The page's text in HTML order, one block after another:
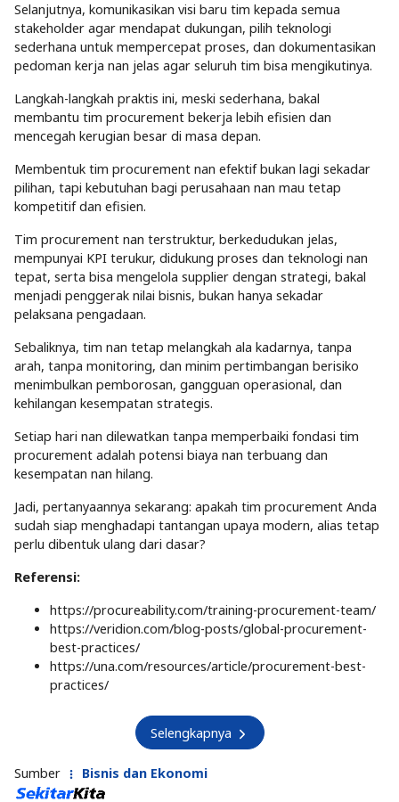
Selanjutnya, komunikasikan visi baru tim kepada semua
stakeholder agar mendapat dukungan, pilih teknologi
sederhana untuk mempercepat proses, dan dokumentasikan
pedoman kerja nan jelas agar seluruh tim bisa mengikutinya.
Langkah-langkah praktis ini, meski sederhana, bakal
membantu tim procurement bekerja lebih efisien dan
mencegah kerugian besar di masa depan.
Membentuk tim procurement nan efektif bukan lagi sekadar
pilihan, tapi kebutuhan bagi perusahaan nan mau tetap
kompetitif dan efisien.
Tim procurement nan terstruktur, berkedudukan jelas,
mempunyai KPI terukur, didukung proses dan teknologi nan
tepat, serta bisa mengelola supplier dengan strategi, bakal
menjadi penggerak nilai bisnis, bukan hanya sekadar
pelaksana pengadaan.
Sebaliknya, tim nan tetap melangkah ala kadarnya, tanpa
arah, tanpa monitoring, dan minim pertimbangan berisiko
menimbulkan pemborosan, gangguan operasional, dan
kehilangan kesempatan strategis.
Setiap hari nan dilewatkan tanpa memperbaiki fondasi tim
procurement adalah potensi biaya nan terbuang dan
kesempatan nan hilang.
Jadi, pertanyaannya sekarang: apakah tim procurement Anda
sudah siap menghadapi tantangan upaya modern, alias tetap
perlu dibentuk ulang dari dasar?
Referensi:
https://procureability.com/training-procurement-team/
https://veridion.com/blog-posts/global-procurement-
best-practices/
https://una.com/resources/article/procurement-best-
practices/
Selengkapnya
Sumber Bisnis dan Ekonomi